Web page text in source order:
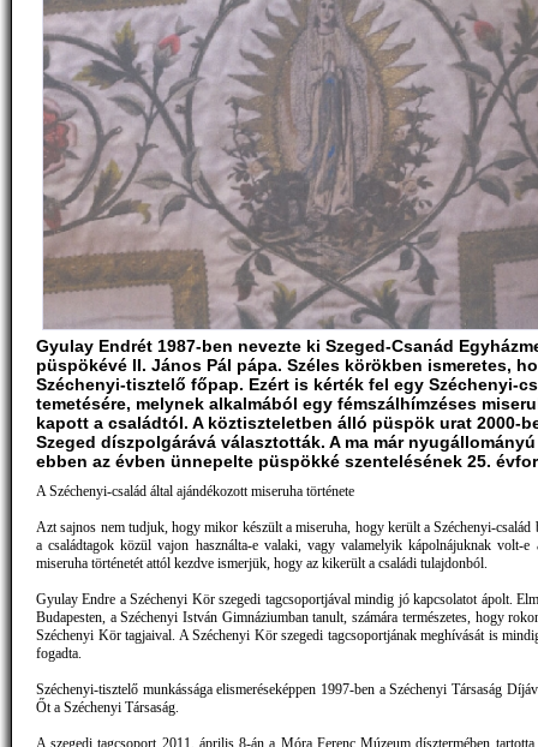
Gyulay Endrét 1987-ben nevezte ki Szeged-Csanád
püspökévé II. János Pál pápa. Széles körökben ismeretes,
Széchenyi-tisztelő főpap. Ezért is kérték fel egy Széchenyi-
temetésére, melynek alkalmából egy fémszálhímzéses
kapott a családtól. A köztiszteletben álló püspök urat 2000-
Szeged díszpolgárává választották. A ma már
ebben az évben ünnepelte püspökké szentelésének 25.
A Széchenyi-család által ajándékozott miseruha története
Azt sajnos nem tudjuk, hogy mikor készült a miseruha, hogy került a Széchenyi-család
a családtagok közül vajon használta-e valaki, vagy valamelyik kápolnájuknak volt-e
miseruha történetét attól kezdve ismerjük, hogy az kikerült a családi tulajdonból.
Gyulay Endre a Széchenyi Kör szegedi tagcsoportjával mindig jó kapcsolatot ápolt.
Budapesten, a Széchenyi István Gimnáziumban tanult, számára természetes, hogy
Széchenyi Kör tagjaival. A Széchenyi Kör szegedi tagcsoportjának meghívását is
fogadta.
Széchenyi-tisztelő munkássága elismeréseképpen 1997-ben a Széchenyi Társaság
Őt a Széchenyi Társaság.